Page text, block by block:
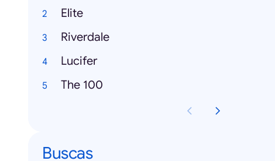
Elite
Riverdale
Lucifer
The 100
Buscas